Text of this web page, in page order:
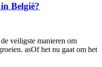
België?
veiligste manieren om
asOf het nu gaat om het